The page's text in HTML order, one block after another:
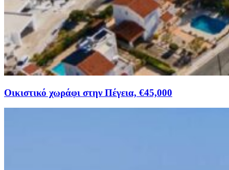
Οικιστικό χωράφι στην Πέγεια, €45,000